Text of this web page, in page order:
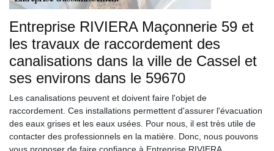
Entreprise RIVIERA Maçonnerie 59 et
les travaux de raccordement des
canalisations dans la ville de Cassel et
ses environs dans le 59670
Les canalisations peuvent et doivent faire l'objet de
raccordement. Ces installations permettent d'assurer l'évacuation
des eaux grises et les eaux usées. Pour nous, il est très utile de
contacter des professionnels en la matière. Donc, nous pouvons